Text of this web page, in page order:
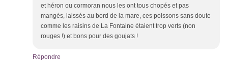
et héron ou cormoran nous les ont tous chopés et pas
mangés, laissés au bord de la mare, ces poissons sans doute
comme les raisins de La Fontaine étaient trop verts (non
rouges !) et bons pour des goujats !
Répondre